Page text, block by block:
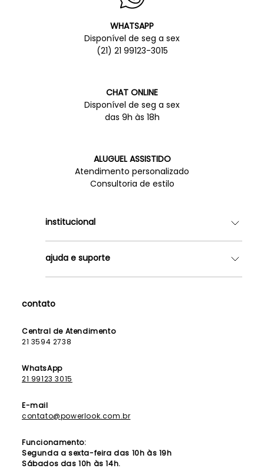
WHATSAPP
Disponível de seg a sex
(21) 21 99123-3015
CHAT ONLINE
Disponível de seg a sex
das 9h às 18h
ALUGUEL ASSISTIDO
Atendimento personalizado
Consultoria de estilo
institucional
Lojas
Como Funciona
Lista de Formandas
ajuda e suporte
Política de Privacidade
contato
Central de Atendimento
21 3594 2738
WhatsApp
21 99123 3015
E-mail
contato@powerlook.com.br
Funcionamento:
Segunda a sexta-feira das 10h às 19h
Sábados das 10h às 14h.